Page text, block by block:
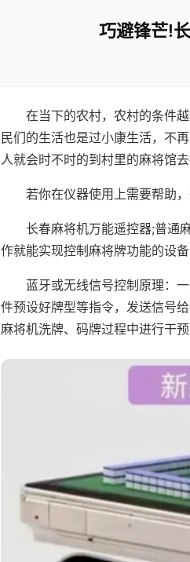
巧避锋芒!
在当下的农村，农村的条件
民们的生活也是过小康生活，不
人就会时不时的到村里的麻将馆
若你在仪器使用上需要帮助
长春麻将机万能遥控器;普通
作就能实现控制麻将牌功能的设备
蓝牙或无线信号控制原理：
件预设好牌型等指令，发送信号
麻将机洗牌、码牌过程中进行干预